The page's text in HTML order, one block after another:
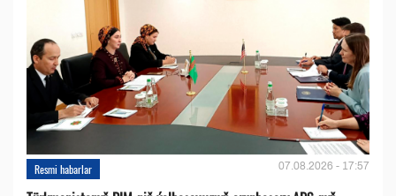
Resmi habarlar 07.08.2026 - 17:57